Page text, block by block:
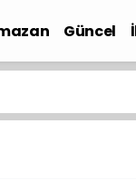
Güncel